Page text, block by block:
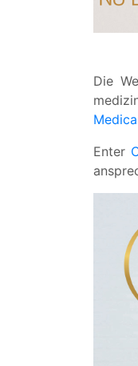
Die
Medica
Enter